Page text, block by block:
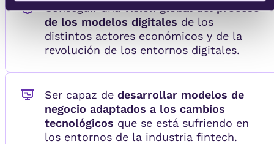
Conseguir unavisión global del proceso
de los modelos digitales de los
distintos actores económicos y de la
revolución de los entornos digitales.
Ser capaz de desarrollar modelos de
negocio adaptados a los cambios
tecnológicos que se está sufriendo en
los entornos de la industria fintech.